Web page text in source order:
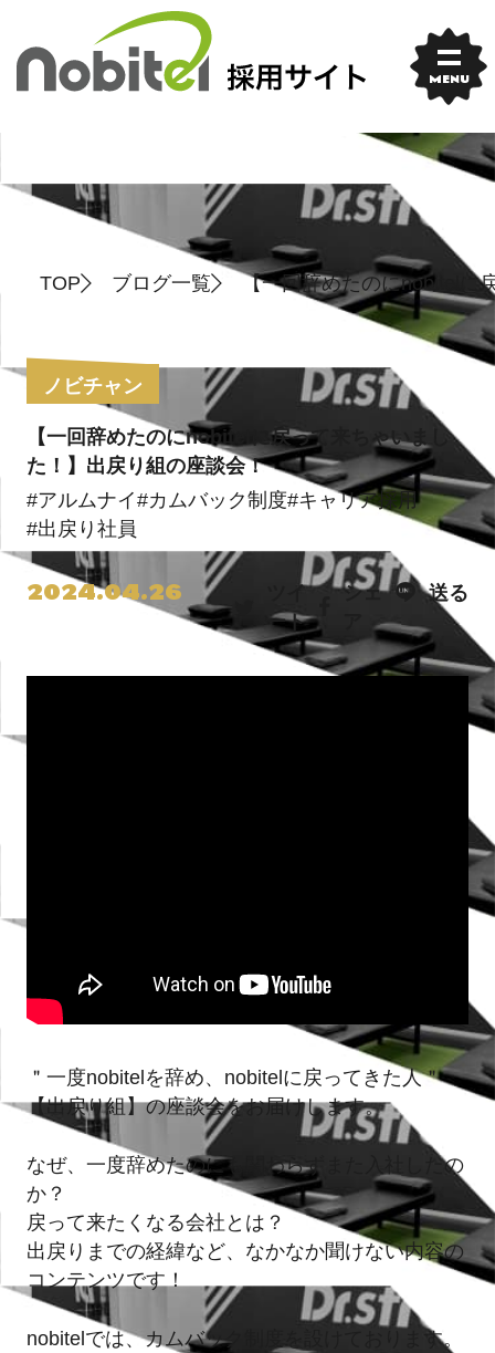
content
MENU
TOP ブログ一覧 【一回辞めたのにnobitelに
ノビチャン
【一回辞めたのにnobitelに戻って来ちゃいまし
た！】出戻り組の座談会！
#アルムナイ#カムバック制度#キャリア採用
#出戻り社員
2024.04.26
ツイ
ート
シェ
送る
＂一度nobitelを辞め、nobitelに戻ってきた人＂
【出戻り組】の座談会をお届けします。
なぜ、一度辞めたのにも関わらずまた入社したの
か？
戻って来たくなる会社とは？
出戻りまでの経緯など、なかなか聞けない内容の
コンテンツです！
nobitelでは、カムバック制度を設けております。